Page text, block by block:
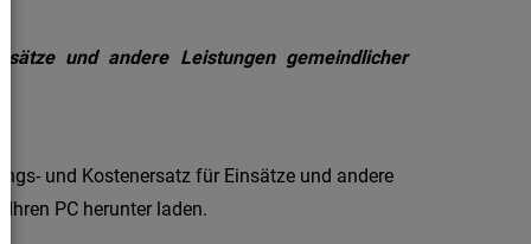
und andere Leistungen gemeindlicher
und Kostenersatz für Einsätze und andere
PC herunter laden.